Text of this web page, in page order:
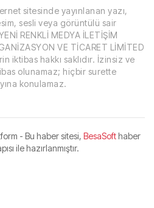
sitesinde yayınlanan yazı,
sesli veya görüntülü sair
RENKLİ MEDYA İLETİŞİM
VE TİCARET LİMİTED
iktibas hakkı saklıdır. İzinsiz ve
olunamaz; hiçbir surette
konulamaz.
- Bu haber sitesi, BesaSofthaber
ile hazırlanmıştır.